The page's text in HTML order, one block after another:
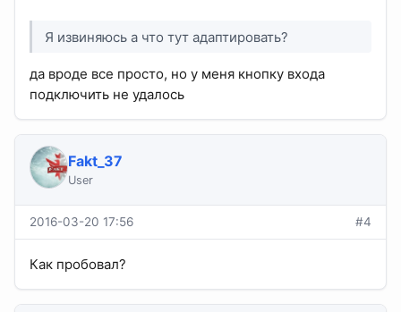
Я извиняюсь а что тут адаптировать?
да вроде все просто, но у меня кнопку входа
подключить не удалось
Fakt_37
User
2016-03-20 17:56 #4
Как пробовал?